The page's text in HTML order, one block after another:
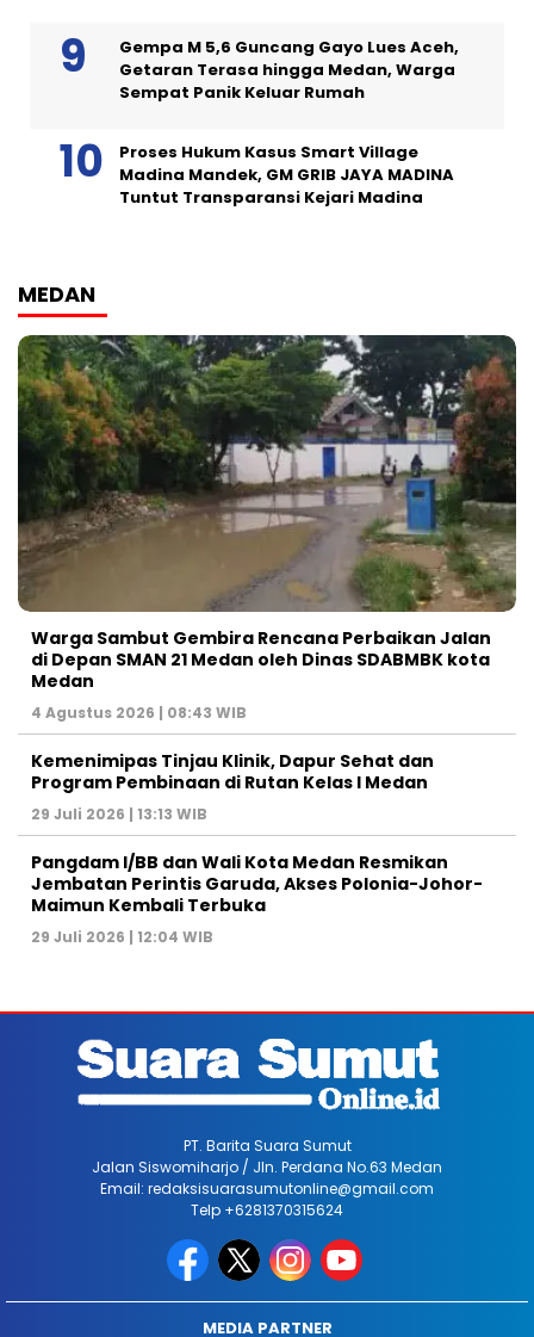
Gempa M 5,6 Guncang Gayo Lues Aceh,
Getaran Terasa hingga Medan, Warga
Sempat Panik Keluar Rumah
Proses Hukum Kasus Smart Village
Madina Mandek, GM GRIB JAYA MADINA
Tuntut Transparansi Kejari Madina
MEDAN
Warga Sambut Gembira Rencana Perbaikan Jalan
di Depan SMAN 21 Medan oleh Dinas SDABMBK kota
Medan
4 Agustus 2026 | 08:43 WIB
Kemenimipas Tinjau Klinik, Dapur Sehat dan
Program Pembinaan di Rutan Kelas I Medan
29 Juli 2026 | 13:13 WIB
Pangdam I/BB dan Wali Kota Medan Resmikan
Jembatan Perintis Garuda, Akses Polonia-Johor-
Maimun Kembali Terbuka
29 Juli 2026 | 12:04 WIB
PT. Barita Suara Sumut
Jalan Siswomiharjo / Jln. Perdana No.63 Medan
Email: redaksisuarasumutonline@gmail.com
Telp +6281370315624
MEDIA PARTNER